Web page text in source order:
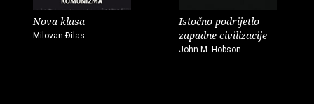
Nova klasa
Milovan Ðilas
Istočno podrijetlo
zapadne civilizacije
John M. Hobson